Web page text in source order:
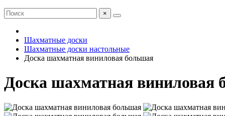
×
Шахматные доски
Шахматные доски настольные
Доска шахматная виниловая большая
Доска шахматная виниловая